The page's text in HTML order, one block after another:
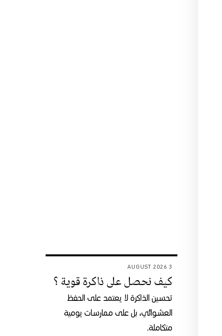
3 AUGUST 2026
كيف نحصل على ذاكرة قوية ؟
تحسين الذاكرة لا يعتمد على الحفظ
العشوائي، بل على ممارسات يومية
متكاملة.